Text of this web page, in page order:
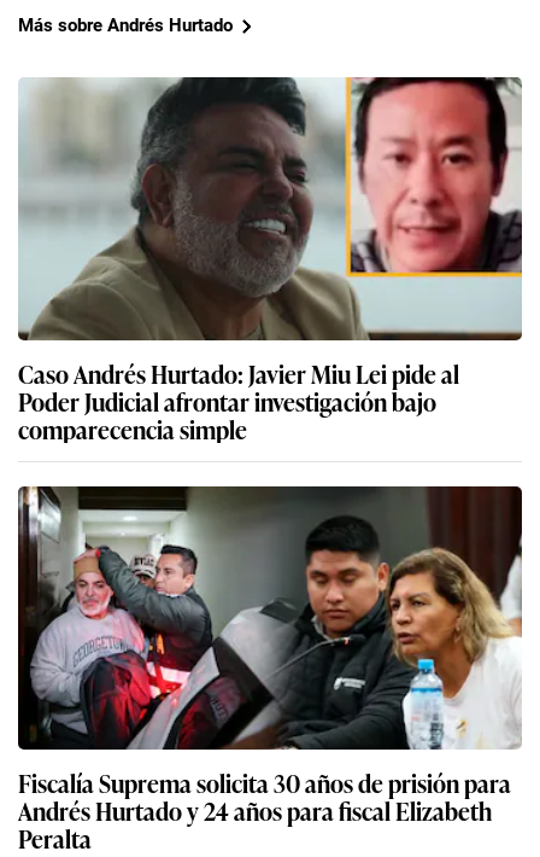
Más sobre Andrés Hurtado
Caso Andrés Hurtado: Javier Miu Lei pide al
Poder Judicial afrontar investigación bajo
comparecencia simple
Fiscalía Suprema solicita 30 años de prisión para
Andrés Hurtado y 24 años para fiscal Elizabeth
Peralta